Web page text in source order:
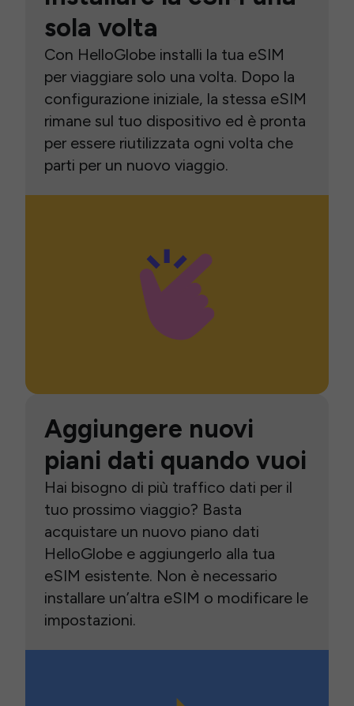
sola volta
Con HelloGlobe installi la tua eSIM
per viaggiare solo una volta. Dopo la
configurazione iniziale, la stessa eSIM
rimane sul tuo dispositivo ed è pronta
per essere riutilizzata ogni volta che
parti per un nuovo viaggio.
Aggiungere nuovi
piani dati quando vuoi
Hai bisogno di più traffico dati per il
tuo prossimo viaggio? Basta
acquistare un nuovo piano dati
HelloGlobe e aggiungerlo alla tua
eSIM esistente. Non è necessario
installare un’altra eSIM o modificare le
impostazioni.